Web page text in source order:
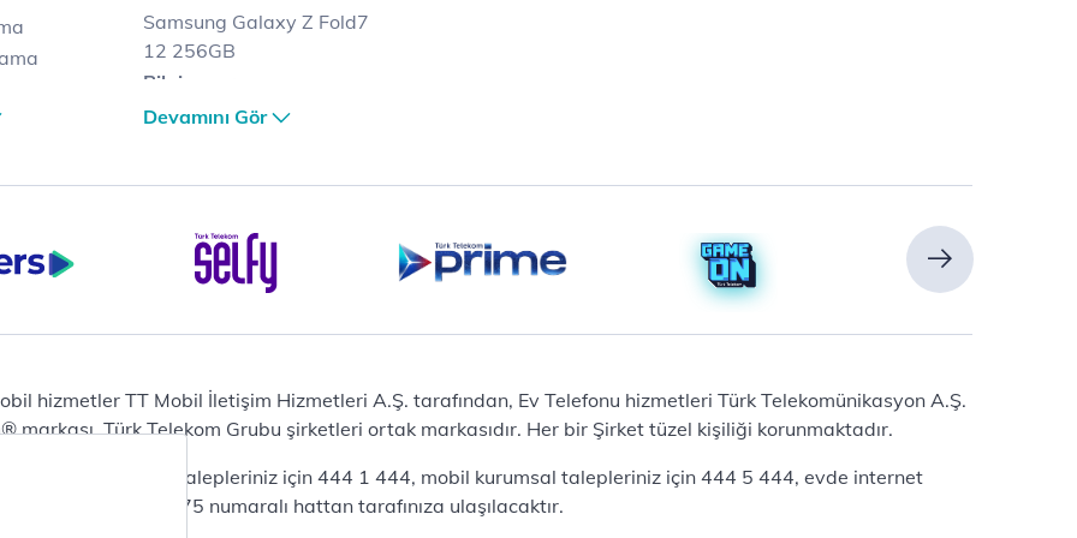
Samsung Galaxy Z Fold7
12 256GB
Bilgisayar
Casper Nirvana C370
Samsung Galaxy Tab A9
Ev Telefonu
Panasonic TGB610
Modem ve Wi-Fi
Premium VDSL Modem
Aksesuar
Samsung Galaxy Watch 6
Classic
Devamını Gör
hizmetler TT Mobil İletişim Hizmetleri A.Ş. tarafından, Ev Telefonu hizmetleri Türk Telekomünikasyon A.Ş.
markası, Türk Telekom Grubu şirketleri ortak markasıdır. Her bir Şirket tüzel kişiliği korunmaktadır.
mobil bireysel talepleriniz için 444 1 444, mobil kurumsal talepleriniz için 444 5 444, evde internet
için 444 0375 numaralı hattan tarafınıza ulaşılacaktır.